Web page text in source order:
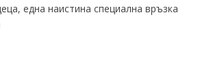
една наистина специална връзка